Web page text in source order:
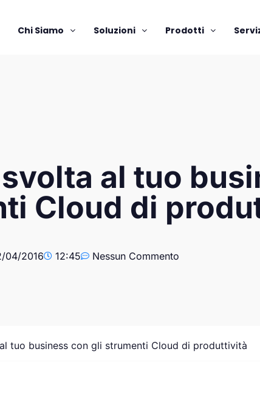
Chi Siamo Soluzioni Prodotti
al tuo
Cloud di
04/2016 12:45 Nessun Commento
tuo business con gli strumenti Cloud di produttività